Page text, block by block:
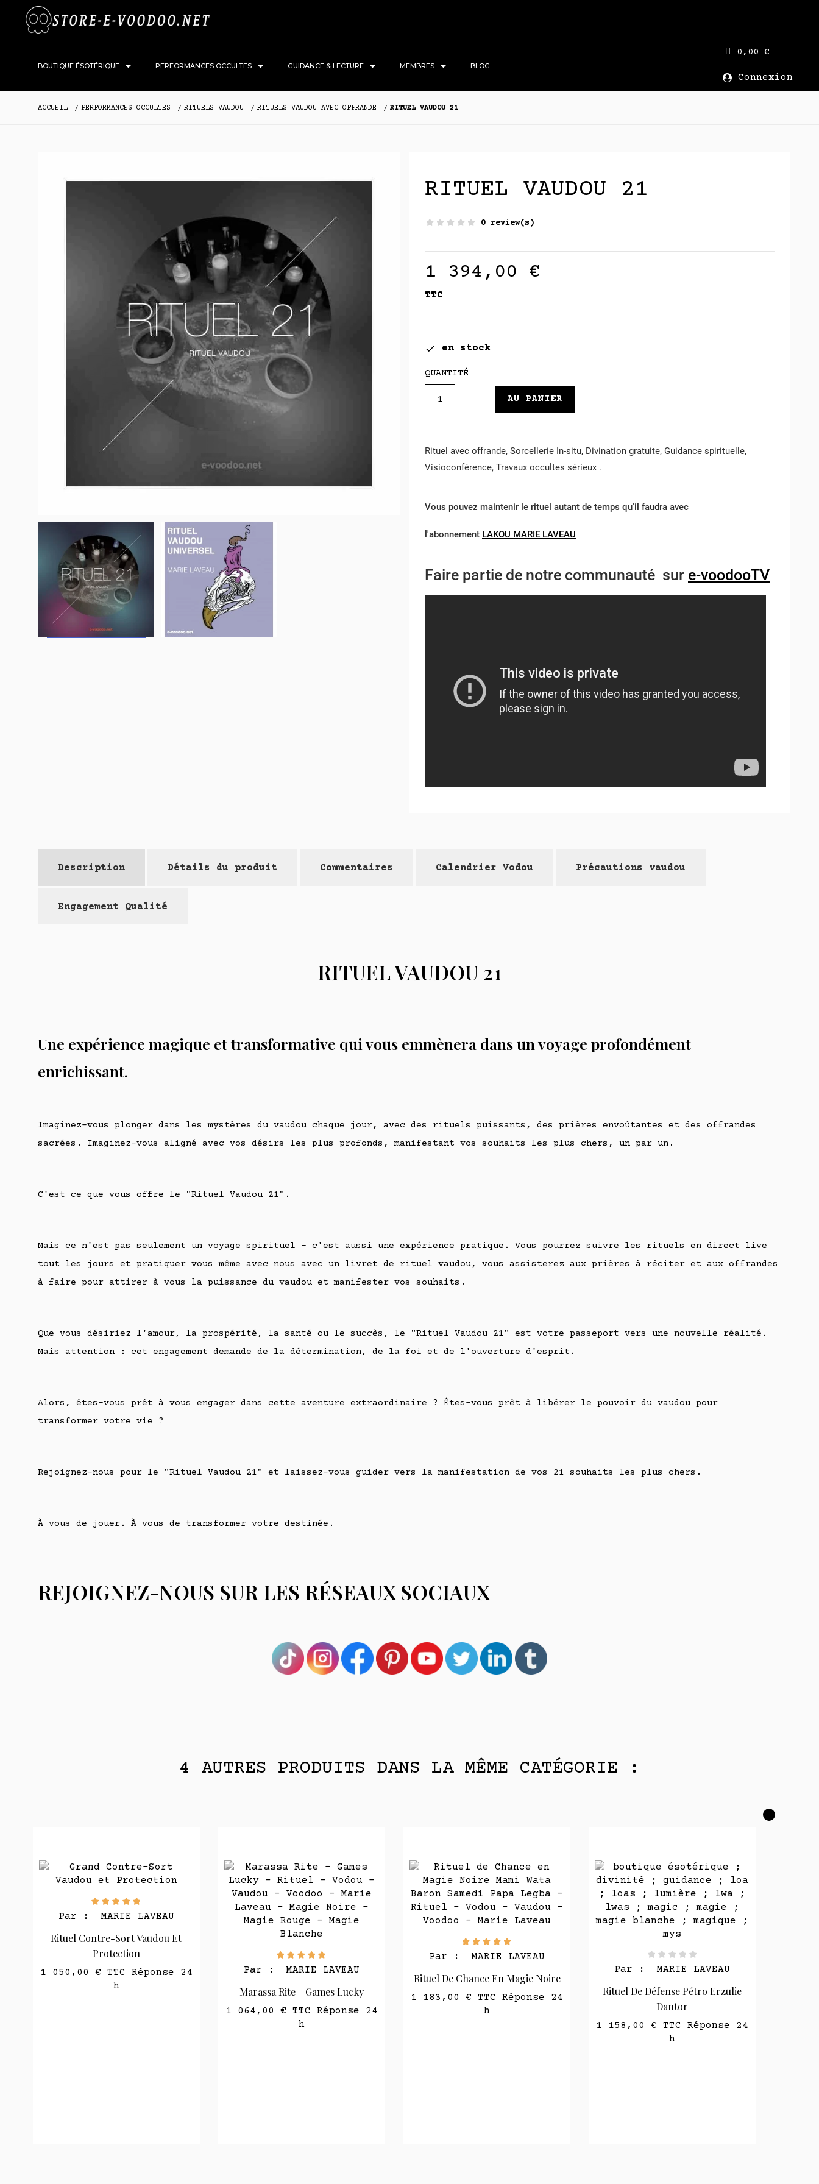
BOUTIQUE ÉSOTÉRIQUE PERFORMANCES OCCULTES GUIDANCE & LECTURE MEMBRES BLOG
0,00 €
Connexion
ACCUEIL PERFORMANCES OCCULTES RITUELS VAUDOU RITUELS VAUDOU AVEC OFFRANDE RITUEL VAUDOU 21
RITUEL VAUDOU 21
0 review(s)
1 394,00 €
TTC
 en stock
QUANTITÉ
AU PANIER
Rituel avec offrande, Sorcellerie In-situ, Divination gratuite, Guidance spirituelle,
Visioconférence, Travaux occultes sérieux .
Vous pouvez maintenir le rituel autant de temps qu'il faudra avec
l'abonnement LAKOU MARIE LAVEAU
Faire partie de notre communauté sur e-voodooTV
Description Détails du produit Commentaires Calendrier Vodou Précautions vaudou
Engagement Qualité
RITUEL VAUDOU 21
Une expérience magique et transformative qui vous emmènera dans un voyage profondément
enrichissant.
Imaginez-vous plonger dans les mystères du vaudou chaque jour, avec des rituels puissants, des prières envoûtantes et des offrandes
sacrées. Imaginez-vous aligné avec vos désirs les plus profonds, manifestant vos souhaits les plus chers, un par un.
C'est ce que vous offre le "Rituel Vaudou 21".
Mais ce n'est pas seulement un voyage spirituel - c'est aussi une expérience pratique. Vous pourrez suivre les rituels en direct live
tout les jours et pratiquer vous même avec nous avec un livret de rituel vaudou, vous assisterez aux prières à réciter et aux offrandes
à faire pour attirer à vous la puissance du vaudou et manifester vos souhaits.
Que vous désiriez l'amour, la prospérité, la santé ou le succès, le "Rituel Vaudou 21" est votre passeport vers une nouvelle réalité.
Mais attention : cet engagement demande de la détermination, de la foi et de l'ouverture d'esprit.
Alors, êtes-vous prêt à vous engager dans cette aventure extraordinaire ? Êtes-vous prêt à libérer le pouvoir du vaudou pour
transformer votre vie ?
Rejoignez-nous pour le "Rituel Vaudou 21" et laissez-vous guider vers la manifestation de vos 21 souhaits les plus chers.
À vous de jouer. À vous de transformer votre destinée.
REJOIGNEZ-NOUS SUR LES RÉSEAUX SOCIAUX
4 AUTRES PRODUITS DANS LA MÊME CATÉGORIE :
Par : MARIE LAVEAU
Marassa Rite - Games Lucky
Par :MARIE LAVEAU
1 183,00 €TTC Réponse 24
h
Rituel De Défense Pétro Erzulie
Dantor
Par :MARIE LAVEAU
Rituel Contre-Sort Vaudou Et
Protection
1 050,00 € TTC Réponse 24